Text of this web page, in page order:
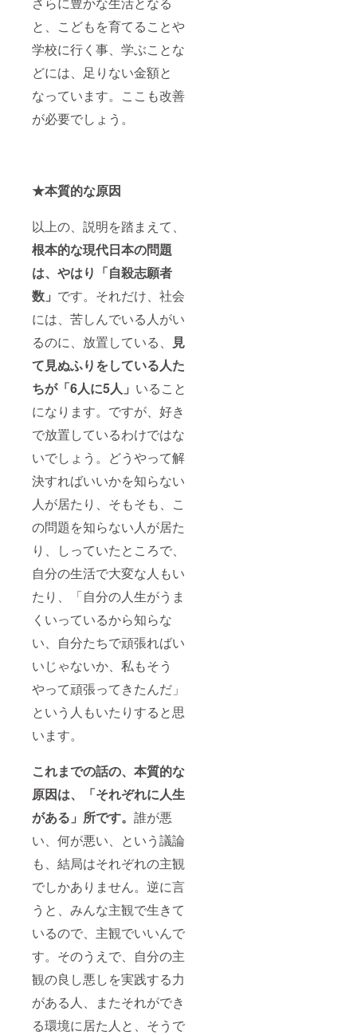
と、こどもを育てることや
学校に行く事、学ぶことな
どには、足りない金額と
なっています。ここも改善
が必要でしょう。
★本質的な原因
以上の、説明を踏まえて、
根本的な現代日本の問題
は、やはり「自殺志願者
数」 です。それだけ、社会
には、苦しんでいる人がい
るのに、放置している、
見
て見ぬふりをしている人た
ちが「6人に5人」 いること
になります。ですが、好き
で放置しているわけではな
いでしょう。どうやって解
決すればいいかを知らない
人が居たり、そもそも、こ
の問題を知らない人が居た
り、しっていたところで、
自分の生活で大変な人もい
たり、「自分の人生がうま
くいっているから知らな
い、自分たちで頑張ればい
いじゃないか、私もそう
やって頑張ってきたんだ」
という人もいたりすると思
います。
これまでの話の、本質的な
原因は、「それぞれに人生
がある」 所です。 誰が悪
い、何が悪い、という議論
も、結局はそれぞれの主観
でしかありません。逆に言
うと、みんな主観で生きて
いるので、主観でいいんで
す。そのうえで、自分の主
観の良し悪しを実践する力
がある人、またそれができ
る環境に居た人と、そうで